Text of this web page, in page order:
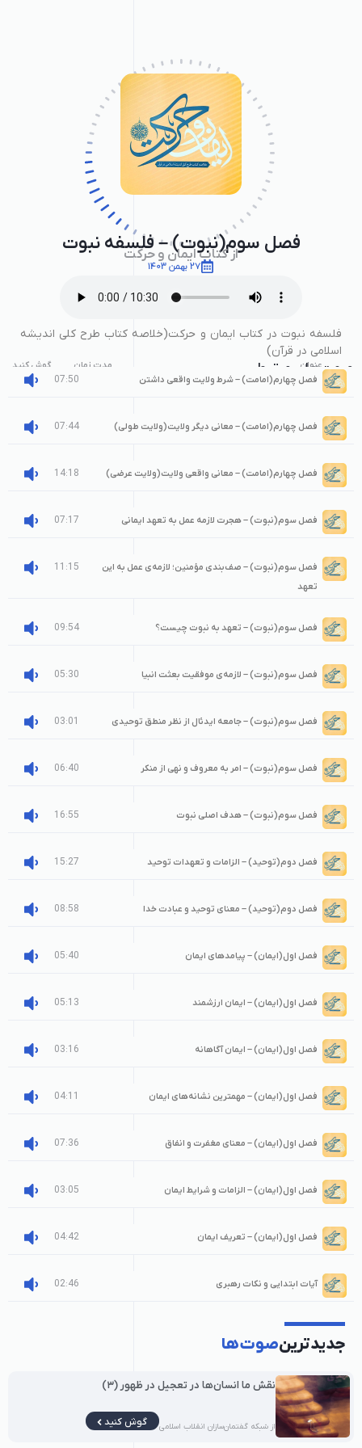
فصل سوم(نبوت) – فلسفه نبوت
از کتاب ایمان و حرکت
27 بهمن 1403
فلسفه نبوت در کتاب ایمان و حرکت(خلاصه کتاب طرح کلی اندیشه
اسلامی در قرآن)
صوت‌های مرتبط
عنوان مدت زمان
گوش کنید
فصل چهارم(امامت) – شرط ولایت واقعی داشتن
07:50
فصل چهارم(امامت) – معانی دیگر ولایت(ولایت طولی) 07:44
فصل چهارم(امامت) – معانی واقعی ولایت(ولایت عرضی) 14:18
فصل سوم(نبوت) – هجرت لازمه عمل به تعهد ایمانی 07:17
فصل سوم(نبوت) – صف‌بندی مؤمنین؛ لازمه‌ی عمل به این
تعهد
11:15
فصل سوم(نبوت) – تعهد به نبوت چیست؟ 09:54
فصل سوم(نبوت) – لازمه‌ی موفقیت بعثت انبیا 05:30
فصل سوم(نبوت) – جامعه ایدئال از نظر منطق توحیدی 03:01
فصل سوم(نبوت) – امر به معروف و نهی از منکر 06:40
فصل سوم(نبوت) – هدف اصلی نبوت 16:55
فصل دوم(توحید) – الزامات و تعهدات توحید 15:27
فصل دوم(توحید) – معنای توحید و عبادت خدا 08:58
فصل اول(ایمان) – پیامدهای ایمان 05:40
فصل اول(ایمان) – ایمان ارزشمند 05:13
فصل اول(ایمان) – ایمان آگاهانه 03:16
فصل اول(ایمان) – مهمترین نشانه‌های ایمان 04:11
فصل اول(ایمان) – معنای مغفرت و انفاق 07:36
فصل اول(ایمان) – الزامات و شرایط ایمان 03:05
فصل اول(ایمان) – تعریف ایمان 04:42
آیات ابتدایی و نکات رهبری 02:46
جدیدترینصوت‌ها
نقش ما انسان‌ها در تعجیل در ظهور (۳)
از شبکه گفتمان‌سازان انقلاب اسلامی گوش کنید